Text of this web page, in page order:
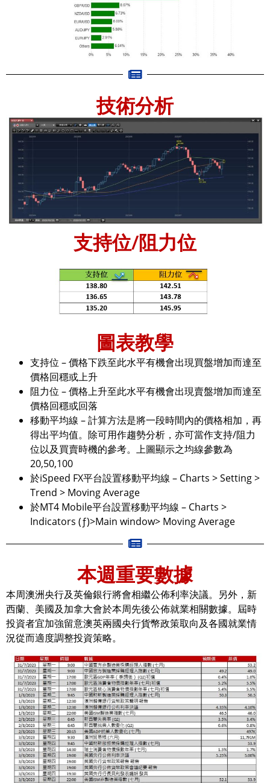
技術分析
支持位/阻力位
圖表教學
支持位 – 價格下跌至此水平有機會出現買盤增加而達至
價格回穩或上升
阻力位 – 價格上升至此水平有機會出現賣盤增加而達至
價格回穩或回落
移動平均線 – 計算方法是將一段時間內的價格相加，再
得出平均值。除可用作趨勢分析，亦可當作支持/阻力
位以及買賣時機的參考。上圖顯示之均線參數為
20,50,100
於iSpeed FX平台設置移動平均線 – Charts > Setting >
Trend > Moving Average
於MT4 Mobile平台設置移動平均線 – Charts >
Indicators (ƒ)>Main window> Moving Average
本週重要數據
本周澳洲央行及英倫銀行將會相繼公佈利率決議。另外，新
西蘭、美國及加拿大會於本周先後公佈就業相關數據。屆時
投資者宜加強留意澳英兩國央行貨幣政策取向及各國就業情
況從而適度調整投資策略。